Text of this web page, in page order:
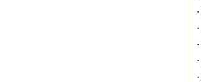
・
・
・
・
・